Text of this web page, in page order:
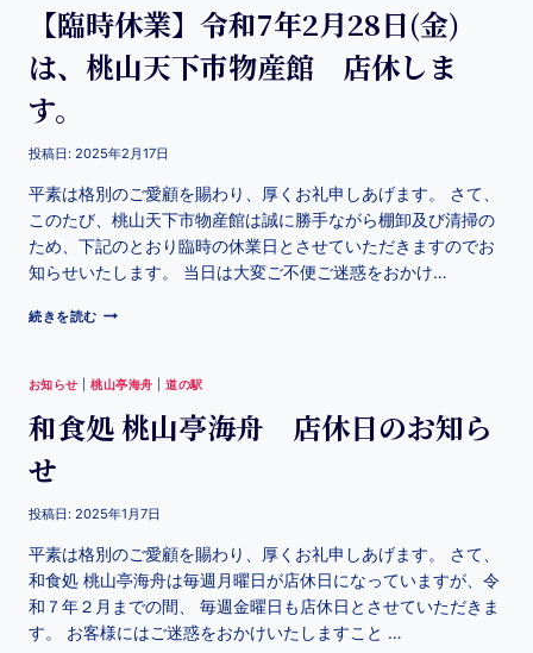
【臨時休業】令和7年2月28日(金)
は、桃山天下市物産館 店休しま
す。
投稿日: 2025年2月17日
平素は格別のご愛顧を賜わり、厚くお礼申しあげます。 さて、
このたび、桃山天下市物産館は誠に勝手ながら棚卸及び清掃の
ため、下記のとおり臨時の休業日とさせていただきますのでお
知らせいたします。 当日は大変ご不便ご迷惑をおかけ…
続きを読む
お知らせ |桃山亭海舟 |道の駅
和食処 桃山亭海舟 店休日のお知ら
せ
投稿日: 2025年1月7日
平素は格別のご愛顧を賜わり、厚くお礼申しあげます。 さて、
和食処 桃山亭海舟は毎週月曜日が店休日になっていますが、令
和７年２月までの間、 毎週金曜日も店休日とさせていただきま
す。 お客様にはご迷惑をおかけいたしますこと …